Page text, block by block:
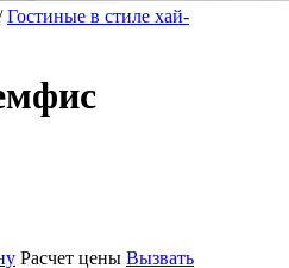
Гостиные в стиле хай-
Расчет цены Вызвать